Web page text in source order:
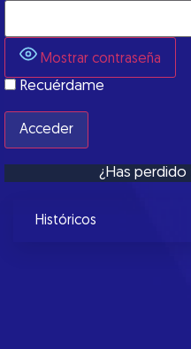
Mostrar contraseña
Recuérdame
¿Has perdido
Históricos